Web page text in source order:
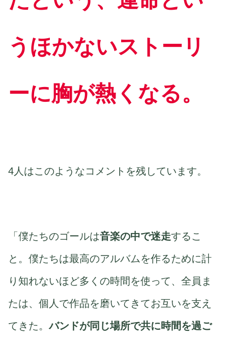
うほかないストーリ
ーに胸が熱くなる。
4人はこのようなコメントを残しています。
「僕たちのゴールは音楽の中で迷走するこ
と。僕たちは最高のアルバムを作るために計
り知れないほど多くの時間を使って、全員ま
たは、個人で作品を磨いてきてお互いを支え
てきた。バンドが同じ場所で共に時間を過ご